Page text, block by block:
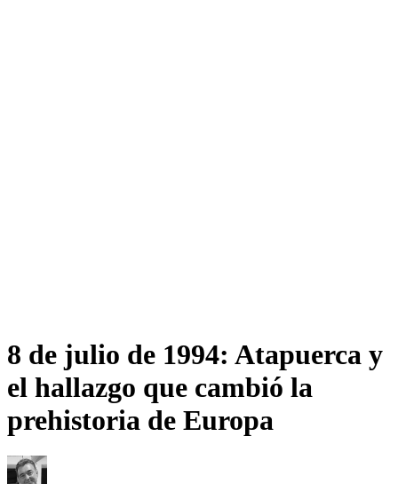
8 de julio de 1994: Atapuerca y
el hallazgo que cambió la
prehistoria de Europa